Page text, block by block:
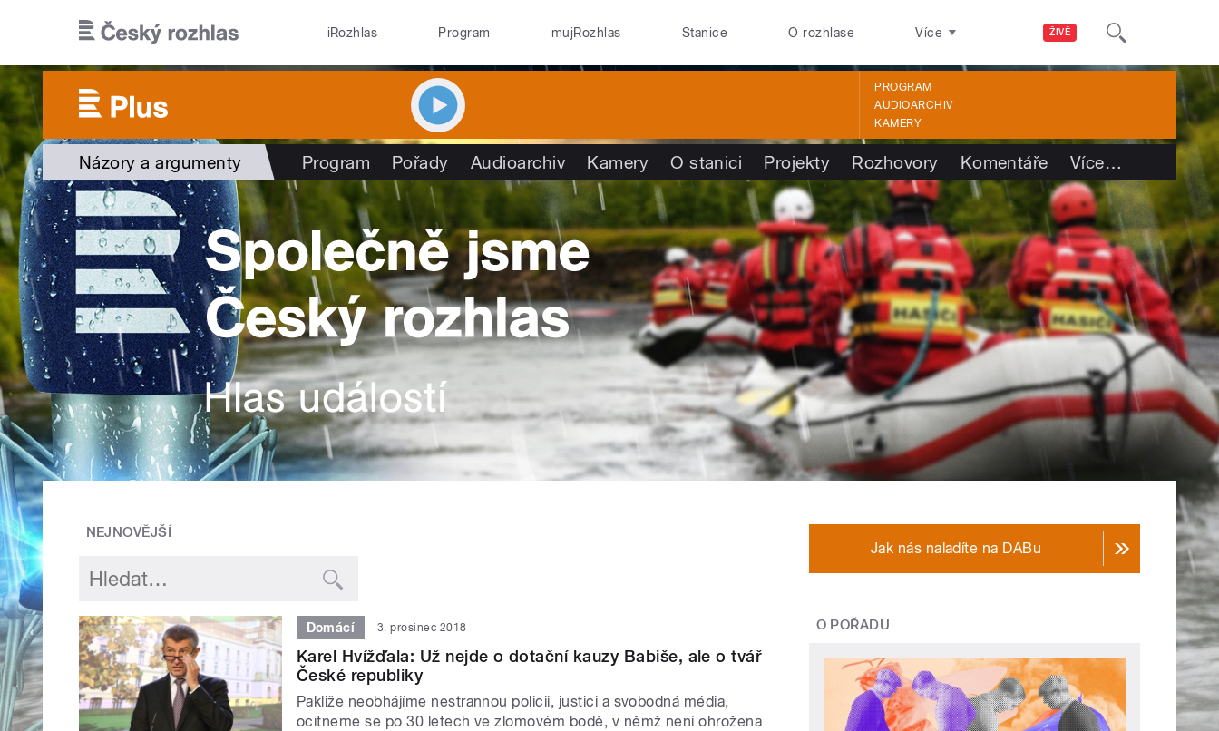
ŽIVĚ
iRozhlas Program mujRozhlas Stanice O rozhlase Více
PROGRAM
AUDIOARCHIV
KAMERY
Názory a argumenty Program Pořady Audioarchiv Kamery O stanici Projekty Rozhovory Komentáře Více…
NEJNOVĚJŠÍ
Domácí 3. prosinec 2018
Karel Hvížďala: Už nejde o dotační kauzy Babiše, ale o tvář
České republiky
Pakliže neobhájíme nestrannou policii, justici a svobodná média,
ocitneme se po 30 letech ve zlomovém bodě, v němž není ohrožena
Jak nás naladíte na DABu
O POŘADU